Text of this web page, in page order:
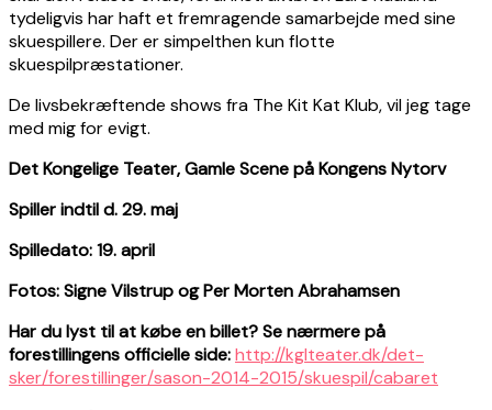
tydeligvis har haft et fremragende samarbejde med sine
skuespillere. Der er simpelthen kun flotte
skuespilpræstationer.
De livsbekræftende shows fra The Kit Kat Klub, vil jeg tage
med mig for evigt.
Det Kongelige Teater, Gamle Scene på Kongens Nytorv
Spiller indtil d. 29. maj
Spilledato: 19. april
Fotos: Signe Vilstrup ogPer Morten Abrahamsen
Har du lyst til at købe en billet? Se nærmere på
forestillingens officielle side:http://kglteater.dk/det-
sker/forestillinger/sason-2014-2015/skuespil/cabaret